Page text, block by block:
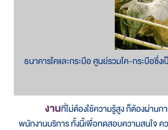
ธนาคารโคและกระบือ ศูนย์รวมโค-กระบือซึ่
งานที่ไม่ต้องใช้ความรู้สูง ก็ต้องผ่านก
พนักงานบริการ ทั้งนี้เพื่อทดสอบความสนใจ ค